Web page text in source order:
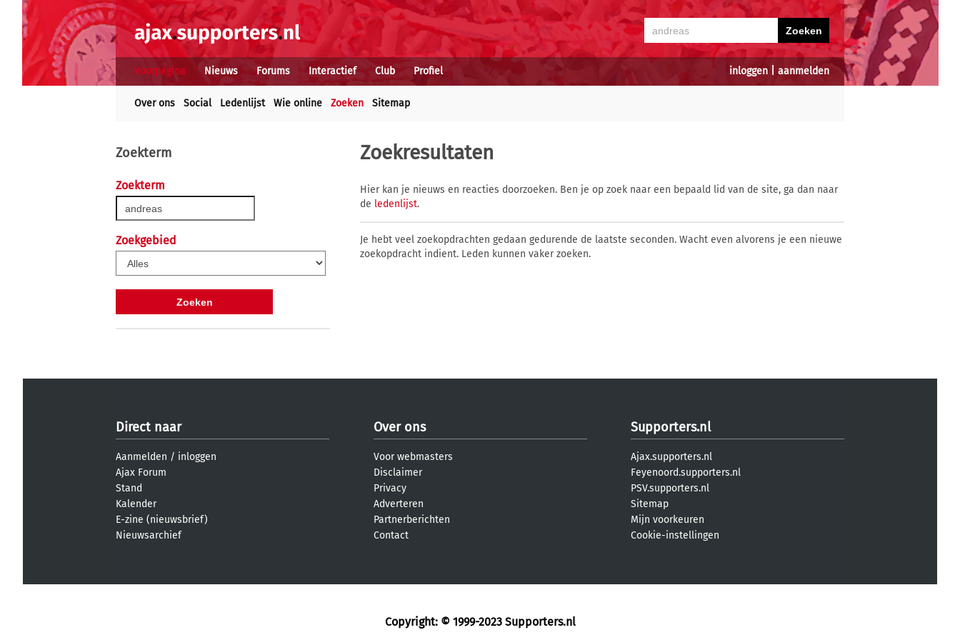
inloggen aanmelden
Voorpagina Nieuws Forums Interactief Club Profiel
Over ons Social Ledenlijst Wie online Zoeken Sitemap
Zoekterm
Zoekterm
Zoekgebied
Zoekresultaten
Hier kan je nieuws en reacties doorzoeken. Ben je op zoek naar een bepaald lid van de site, ga dan naar
de ledenlijst.
Je hebt veel zoekopdrachten gedaan gedurende de laatste seconden. Wacht even alvorens je een nieuwe
zoekopdracht indient. Leden kunnen vaker zoeken.
Direct naar
Aanmelden / inloggen
Ajax Forum
Stand
Kalender
E-zine (nieuwsbrief)
Nieuwsarchief
Over ons
Voor webmasters
Disclaimer
Privacy
Adverteren
Partnerberichten
Contact
Supporters.nl
Ajax.supporters.nl
Feyenoord.supporters.nl
PSV.supporters.nl
Sitemap
Mijn voorkeuren
Cookie-instellingen
Copyright: © 1999-2023 Supporters.nl